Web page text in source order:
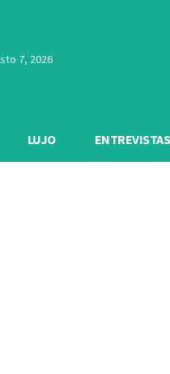
7, 2026
LUJO ENTREVISTAS